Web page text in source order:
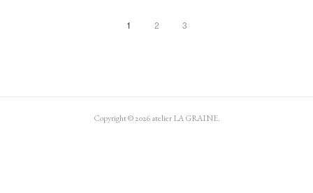
1 2 3
Copyright ©2026atelier LA GRAINE.